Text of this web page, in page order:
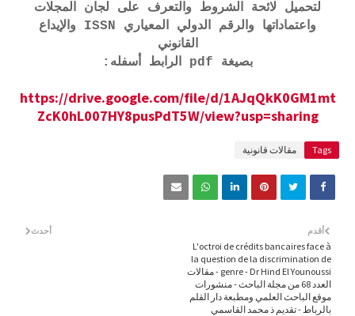
لتحميل لائحة الشروط والتعرف على لجان المجلات
واعتماداتها والرقم الدولي المعياري ISSN والإيداع
القانوني
بصيغة pdf الرابط أسفله:
https://drive.google.com/file/d/1AJqQkK0GM1mt
ZcK0hL007HY8pusPdT5W/view?usp=sharing
Tags مقالات قانونية
أحدث أقدم
L'octroi de crédits bancaires face à
la question de la discrimination de
genre - Dr Hind El Younoussi - مقالات
العدد 68 من مجلة الباحث - منشورات
موقع الباحث العلمي ومطبعة دار القلم
بالرباط - تقديم ذ محمد القاسمي